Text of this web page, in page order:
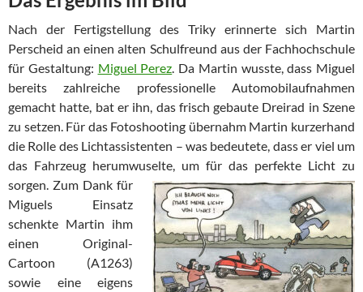
Nach der Fertigstellung des Triky erinnerte sich Martin
Perscheid an einen alten Schulfreund aus der Fachhochschule
für Gestaltung: Miguel Perez . Da Martin wusste, dass Miguel
bereits zahlreiche professionelle Automobilaufnahmen
gemacht hatte, bat er ihn, das frisch gebaute Dreirad in Szene
zu setzen. Für das Fotoshooting übernahm Martin kurzerhand
die Rolle des Lichtassistenten – was bedeutete, dass er viel um
das Fahrzeug herumwuselte, um für das perfekte Licht zu
sorgen. Zum Dank für
Miguels Einsatz
schenkte Martin ihm
einen Original-
Cartoon (A1263)
sowie eine eigens